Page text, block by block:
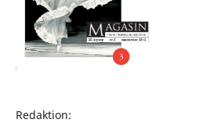
Redaktion: